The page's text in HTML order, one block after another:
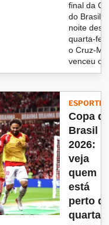
final da
do Brasil.
noite
quarta-
o Cruz-
venceu
ESPORTES
Copa
Brasil
2026:
veja
quem
está
perto
quartas